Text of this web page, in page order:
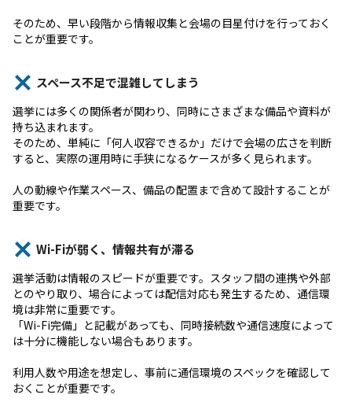
そのため、早い段階から情報収集と会場の目星付けを行っておく
ことが重要です。
スペース不足で混雑してしまう
選挙には多くの関係者が関わり、同時にさまざまな備品や資料が
持ち込まれます。
そのため、単純に「何人収容できるか」だけで会場の広さを判断
すると、実際の運用時に手狭になるケースが多く見られます。
人の動線や作業スペース、備品の配置まで含めて設計することが
重要です。
Wi-Fiが弱く、情報共有が滞る
選挙活動は情報のスピードが重要です。スタッフ間の連携や外部
とのやり取り、場合によっては配信対応も発生するため、通信環
境は非常に重要です。
「Wi-Fi完備」と記載があっても、同時接続数や通信速度によって
は十分に機能しない場合もあります。
利用人数や用途を想定し、事前に通信環境のスペックを確認して
おくことが重要です。